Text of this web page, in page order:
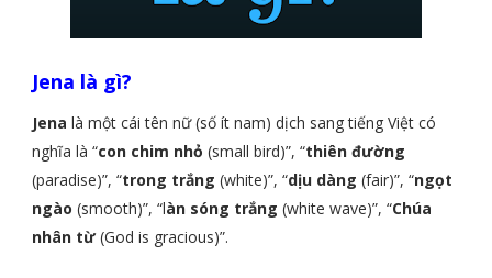
Jena là gì?
Jena là một cái tên nữ (số ít nam) dịch sang tiếng Việt có
nghĩa là “con chim nhỏ (small bird)”, “thiên đường
(paradise)”, “trong trắng (white)”, “dịu dàng (fair)”, “ngọt
ngào (smooth)”, “làn sóng trắng (white wave)”, “Chúa
nhân từ(God is gracious)”.